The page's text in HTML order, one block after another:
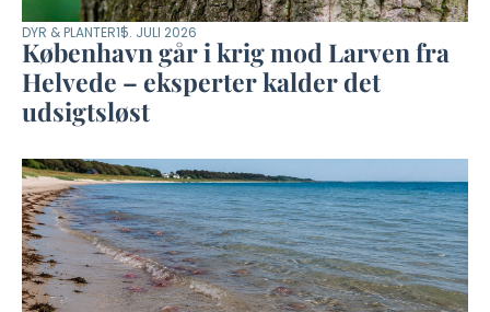
DYR & PLANTER15. JULI 2026
København går i krig mod Larven fra
Helvede – eksperter kalder det
udsigtsløst